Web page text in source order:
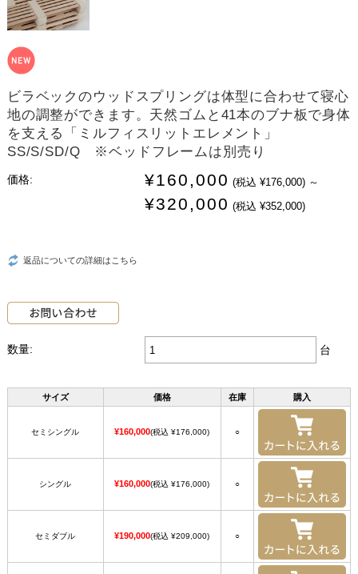
ビラベックのウッドスプリングは体型に合わせて寝心
地の調整ができます。天然ゴムと41本のブナ板で身体
を支える「ミルフィスリットエレメント」
SS/S/SD/Q ※ベッドフレームは別売り
価格: ¥160,000 (税込 ¥176,000) ～
¥320,000 (税込 ¥352,000)
返品についての詳細はこちら
数量: 台
サイズ 価格 在庫 購入
セミシングル ¥160,000(税込 ¥176,000) ○
シングル ¥160,000(税込 ¥176,000) ○
セミダブル ¥190,000(税込 ¥209,000) ○